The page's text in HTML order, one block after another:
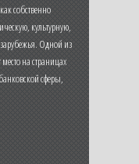
собственно
культурную,
Одной из
на страницах
сферы,